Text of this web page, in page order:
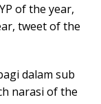
of the year,
tweet of the
dalam sub
narasi of the